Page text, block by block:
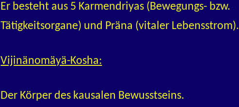
Er besteht aus 5 Karmendriyas (Bewegungs- bzw.
Tätigkeitsorgane) und Präna (vitaler Lebensstrom).
Vijinänomäyä-Kosha:
Der Körper des kausalen Bewusstseins.